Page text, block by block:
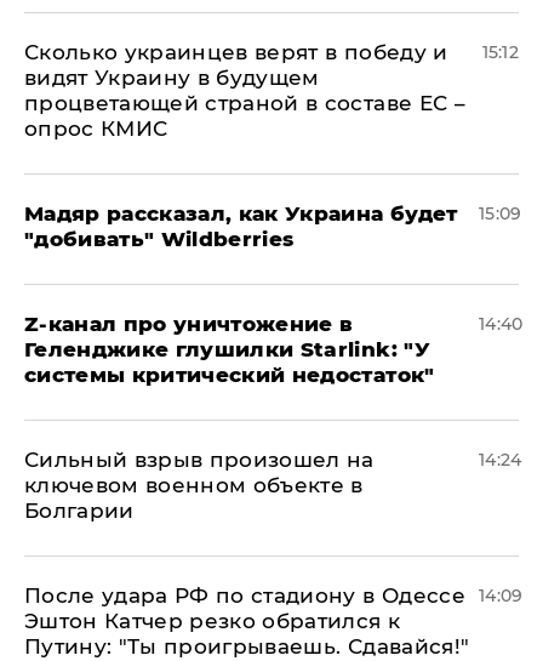
Сколько украинцев верят в победу и
видят Украину в будущем
процветающей страной в составе ЕС –
опрос КМИС
15:12
Мадяр рассказал, как Украина будет
"добивать" Wildberries
15:09
Z-канал про уничтожение в
Геленджике глушилки Starlink: "У
системы критический недостаток"
14:40
Сильный взрыв произошел на
ключевом военном объекте в
Болгарии
14:24
После удара РФ по стадиону в Одессе
Эштон Катчер резко обратился к
Путину: "Ты проигрываешь. Сдавайся!"
14:09